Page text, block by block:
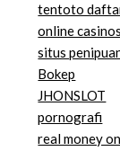
tentoto
online
situs
Bokep
JHONSLOT
pornografi
real money